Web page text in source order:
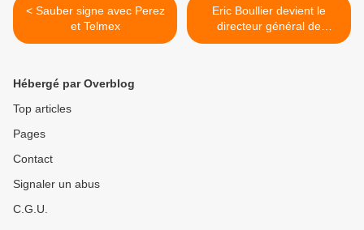
< Sauber signe avec Perez
et Telmex
Eric Boullier devient le
directeur général de
Renault F1 >
Hébergé par Overblog
Top articles
Pages
Contact
Signaler un abus
C.G.U.